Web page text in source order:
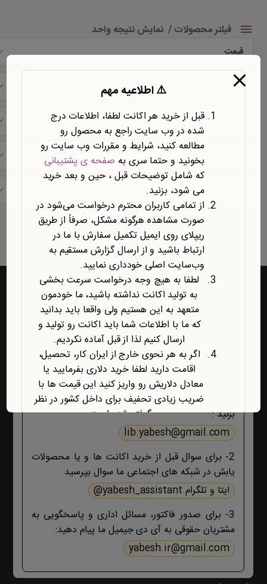
فیلتر محصولات نمایش نتیجه واحد
قیمت
شرکت
نوع محتوا
حیطه موضوعی
نمایش یک نتیجه
راه‌های ارتباط با یابش
1- برای پشتیبانی اکانت ها و فروشگاه ، حتما و حتما
ابتدا تمام اطلاعات محصول، صفحه پشتیبانی و پیام
های ایمیلی ،تکمیل سفارش و ثبت سفارش را مطالعه
کنید اگر هیچ جوابی برای مشکل شما نبود آنگاه ایمیل
بزنید :
lib.yabesh@gmail.com
2- برای سوال قبل از خرید اکانت ها و یا محصولات
یابش در شبکه های اجتماعی ما سوال بپرسید
ایتا و تلگرام yabesh_assistant@
3- برای صدور فاکتور، مسائل اداری و پاسخگویی به
مشتریان حقوقی به آی دی جیمیل ما پیام دهید:
yabesh.ir@gmail.com
⚠️ اطلاعیه مهم
قبل از خرید هر اکانت لطفا، اطلاعات درج
شده در وب سایت راجع به محصول رو
مطالعه کنید، شرایط و مقررات وب سایت رو
بخونید و حتما سری به صفحه ی پشتیبانی
که شامل توضیحات قبل ، حین و بعد خرید
می شود، بزنید.
از تمامی کاربران محترم درخواست می‌شود در
صورت مشاهده هرگونه مشکل، صرفاً از طریق
ریپلای روی ایمیل تکمیل سفارش با ما در
ارتباط باشید و از ارسال گزارش مستقیم به
وب‌سایت اصلی خودداری نمایید.
لطفا به هیچ وجه درخواست سرعت بخشی
به تولید اکانت نداشته باشید، ما خودمون
متعهد به این هستیم ولی واقعا باید بدانید
که ما با اطلاعات شما باید اکانت رو تولید و
ارسال کنیم لذا از قبل آماده نکردیم.
اگر به هر نحوی خارج از ایران کار، تحصیل،
اقامت دارید لطفا خرید دلاری بفرمایید یا
معادل دلاریش رو واریز کنید این قیمت ها با
ضریب زیادی تحفیف برای داخل کشور در نظر
گرفته شده است.
آخرین محصول اضافه شده به فروشگاه
امبیس AI است.
روش ارتباط با ما در پایین صفحات یابش
درچ شده است، مطابق موضوع با ما تماس
بگیرید. با تشکر